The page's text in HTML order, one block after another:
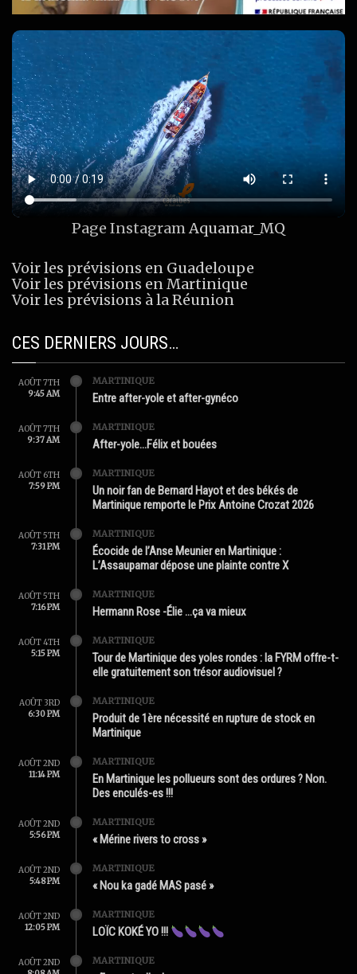
Page InstagramAquamar_MQ
Voir les prévisions en Guadeloupe
Voir les prévisions en Martinique
Voir les prévisions à la Réunion
CES DERNIERS JOURS…
AOÛT 7TH
9:45 AM
MARTINIQUE
Entre after-yole et after-gynéco
AOÛT 7TH
9:37 AM
MARTINIQUE
After-yole…Félix et bouées
AOÛT 6TH
7:59 PM
MARTINIQUE
Un noir fan de Bernard Hayot et des békés de
Martinique remporte le Prix Antoine Crozat 2026
AOÛT 5TH
7:31 PM
MARTINIQUE
Écocide de l’Anse Meunier en Martinique :
L’Assaupamar dépose une plainte contre X
AOÛT 5TH
7:16 PM
MARTINIQUE
Hermann Rose -Élie …ça va mieux
AOÛT 4TH
5:15 PM
MARTINIQUE
Tour de Martinique des yoles rondes : la FYRM offre-t-
elle gratuitement son trésor audiovisuel ?
AOÛT 3RD
6:30 PM
MARTINIQUE
Produit de 1ère nécessité en rupture de stock en
Martinique
AOÛT 2ND
11:14 PM
MARTINIQUE
En Martinique les pollueurs sont des ordures ? Non.
Des enculés-es !!!
AOÛT 2ND
5:56 PM
MARTINIQUE
« Mérine rivers to cross »
AOÛT 2ND
5:48 PM
MARTINIQUE
« Nou ka gadé MAS pasé »
AOÛT 2ND
12:05 PM
MARTINIQUE
LOÏC KOKÉ YO !!!
AOÛT 2ND
MARTINIQUE